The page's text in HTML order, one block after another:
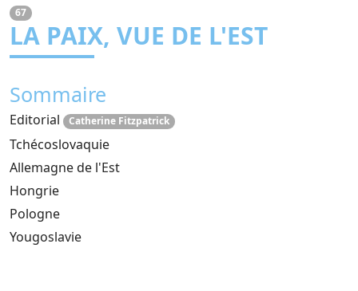
67
LA PAIX, VUE DE L'EST
Sommaire
Editorial Catherine Fitzpatrick
Tchécoslovaquie
Allemagne de l'Est
Hongrie
Pologne
Yougoslavie